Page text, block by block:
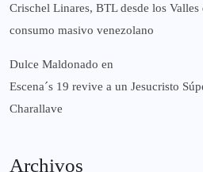
Crischel Linares, BTL desde los
consumo masivo venezolano
Dulce Maldonado en
Escena´s 19 revive a un Jesucristo
Charallave
Archivos